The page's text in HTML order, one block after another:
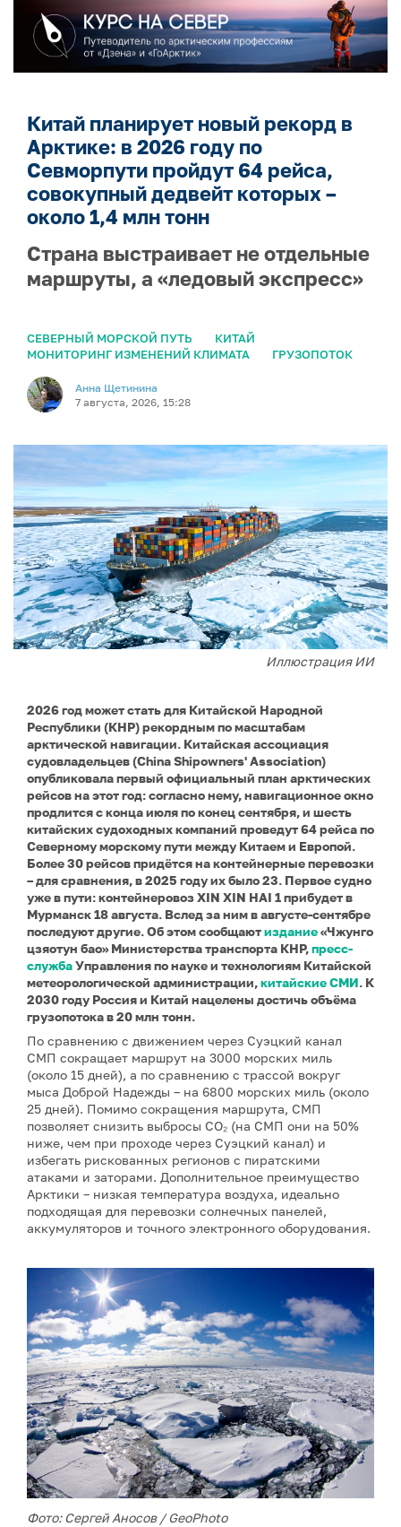
Китай планирует новый рекорд в
Арктике: в 2026 году по
Севморпути пройдут 64 рейса,
совокупный дедвейт которых –
около 1,4 млн тонн
Страна выстраивает не отдельные
маршруты, а «ледовый экспресс»
СЕВЕРНЫЙ МОРСКОЙ ПУТЬ
КИТАЙ
МОНИТОРИНГ ИЗМЕНЕНИЙ КЛИМАТА
ГРУЗОПОТОК
Анна Щетинина
7 августа, 2026, 15:28
Иллюстрация ИИ
2026 год может стать для Китайской Народной
Республики (КНР) рекордным по масштабам
арктической навигации. Китайская ассоциация
судовладельцев (China Shipowners' Association)
опубликовала первый официальный план арктических
рейсов на этот год: согласно нему, навигационное окно
продлится с конца июля по конец сентября, и шесть
китайских судоходных компаний проведут 64 рейса по
Северному морскому пути между Китаем и Европой.
Более 30 рейсов придётся на контейнерные перевозки
– для сравнения, в 2025 году их было 23. Первое судно
уже в пути: контейнеровоз XIN XIN HAI 1 прибудет в
Мурманск 18 августа. Вслед за ним в августе-сентябре
последуют другие. Об этом сообщаютиздание«Чжунго
цзяотун бао» Министерства транспорта КНР,пресс-
службаУправления по науке и технологиям Китайской
метеорологической администрации,китайские СМИ. К
2030 году Россия и Китай нацелены достичь объёма
грузопотока в 20 млн тонн.
По сравнению с движением через Суэцкий канал
СМП сокращает маршрут на 3000 морских миль
(около 15 дней), а по сравнению с трассой вокруг
мыса Доброй Надежды – на 6800 морских миль (около
25 дней). Помимо сокращения маршрута, СМП
позволяет снизить выбросы CO₂ (на СМП они на 50%
ниже, чем при проходе через Суэцкий канал) и
избегать рискованных регионов с пиратскими
атаками и заторами. Дополнительное преимущество
Арктики – низкая температура воздуха, идеально
подходящая для перевозки солнечных панелей,
аккумуляторов и точного электронного оборудования.
Фото: Сергей Аносов / GeoPhoto